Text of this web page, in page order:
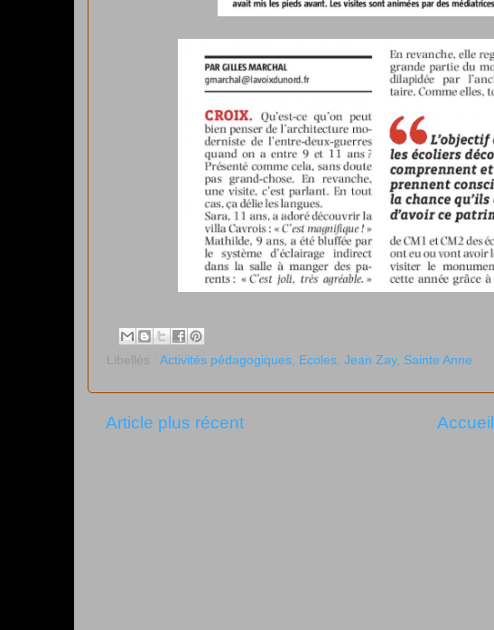
Libellés : Activités pédagogiques Ecoles Jean Zay, Sainte Anne
Article plus récent Accueil